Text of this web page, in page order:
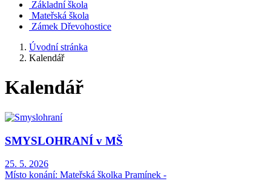
Základní škola
Mateřská škola
Zámek Dřevohostice
Úvodní stránka
Kalendář
Kalendář
SMYSLOHRANÍ v MŠ
25. 5. 2026
Místo konání: Mateřská školka Pramínek -